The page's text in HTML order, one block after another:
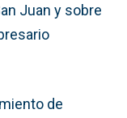
Juan y sobre
de